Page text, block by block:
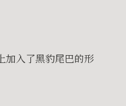
入了黑豹尾巴的形